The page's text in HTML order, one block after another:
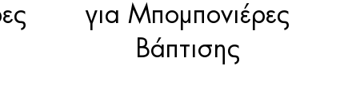
για Μπομπονιέρες
Βάπτισης